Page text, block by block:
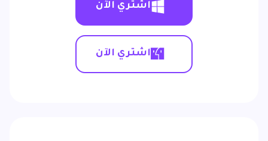
اشتري الآن
اشتري الآن